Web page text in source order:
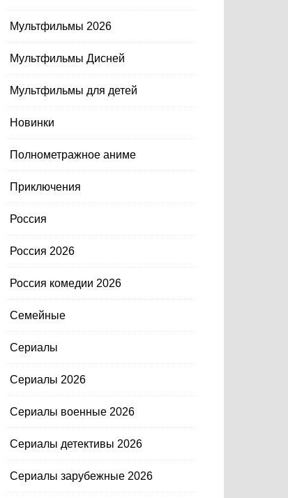
Мультфильмы 2026
Мультфильмы Дисней
Мультфильмы для детей
Новинки
Полнометражное аниме
Приключения
Россия
Россия 2026
Россия комедии 2026
Семейные
Сериалы
Сериалы 2026
Сериалы военные 2026
Сериалы детективы 2026
Сериалы зарубежные 2026